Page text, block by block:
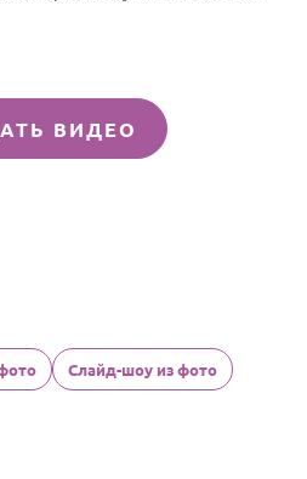
ВИДЕО
Слайд-шоу из фото